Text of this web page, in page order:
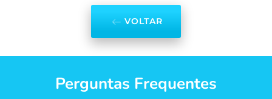
VOLTAR
Perguntas Frequentes